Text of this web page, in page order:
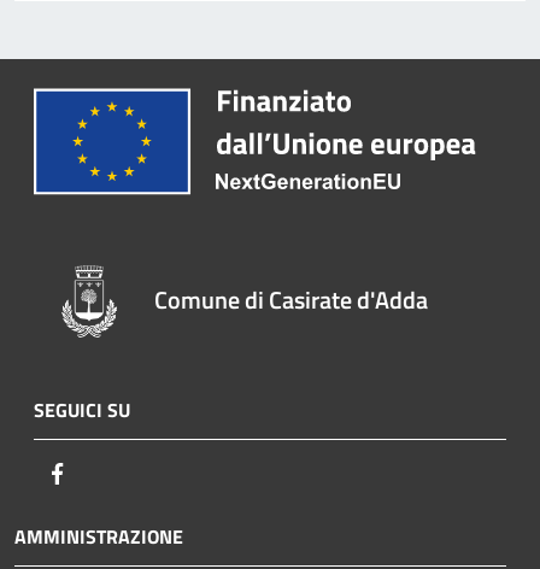
Comune di Casirate d'Adda
SEGUICI SU
AMMINISTRAZIONE